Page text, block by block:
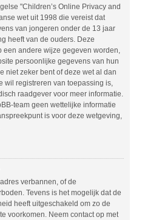
"Children’s Online Privacy and
wet uit 1998 die vereist dat
van jongeren onder de 13 jaar
heeft van de ouders. Deze
een andere wijze gegeven worden,
persoonlijke gegevens van hun
niet zeker bent of deze wet al dan
wil registreren van toepassing is,
raadgever voor meer informatie.
team geen wettelijke informatie
is voor deze wetgeving,
verbannen, of de
Tevens is het mogelijk dat de
heeft uitgeschakeld om zo de
voorkomen. Neem contact op met